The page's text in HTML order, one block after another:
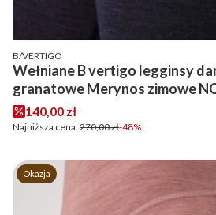
PRODUCENT
B/VERTIGO
Wełniane B vertigo legginsy
granatowe Merynos zimowe
Cena promocyjna
140,00 zł
Najniższa cena:270,00 zł-48%
Okazja